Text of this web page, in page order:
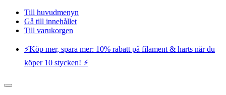
Till huvudmenyn
Gå till innehållet
Till varukorgen
⚡️Köp mer, spara mer: 10% rabatt på filament & harts när du
köper 10 stycken! ⚡️